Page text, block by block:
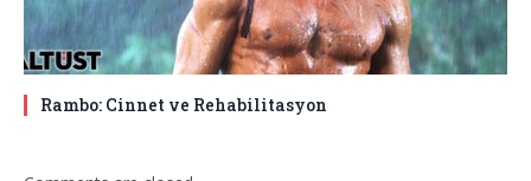
Rambo: Cinnet ve Rehabilitasyon